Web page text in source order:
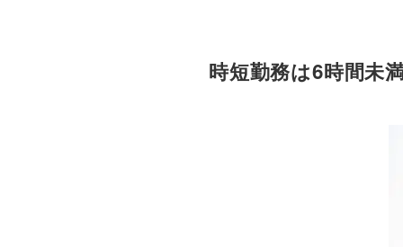
時短勤務は6時間未